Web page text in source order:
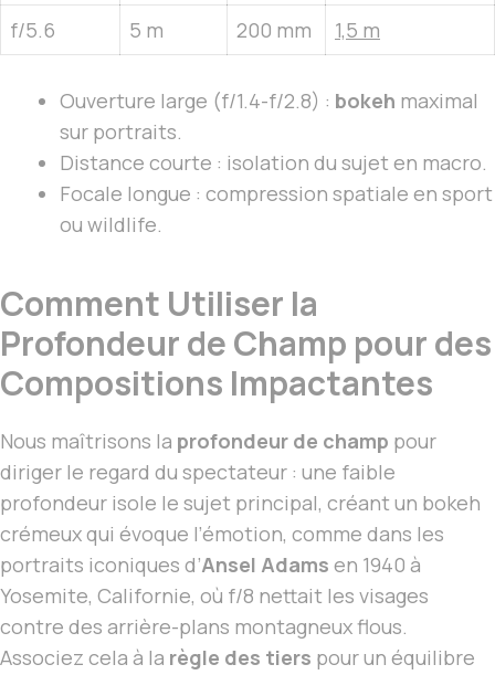
f/5.6
5 m 200 mm 1,5 m
Ouverture large (f/1.4-f/2.8) : bokeh maximal
sur portraits.
Distance courte : isolation du sujet en macro.
Focale longue : compression spatiale en sport
ou wildlife.
Comment Utiliser la
Profondeur de Champ pour des
Compositions Impactantes
Nous maîtrisons la profondeur de champ pour
diriger le regard du spectateur : une faible
profondeur isole le sujet principal, créant un bokeh
crémeux qui évoque l’émotion, comme dans les
portraits iconiques d’Ansel Adams en 1940 à
Yosemite, Californie, où f/8 nettait les visages
contre des arrière-plans montagneux flous.
Associez cela à la règle des tiers pour un équilibre